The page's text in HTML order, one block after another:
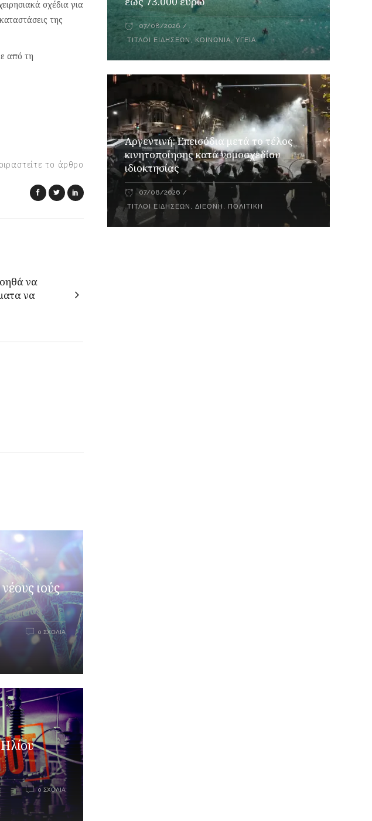
σχέδια για
της
από τη
το άρθρο
να
να
ιούς
0 ΣΧΌΛΙΑ
0 ΣΧΌΛΙΑ
07/08/2026
ΤΊΤΛΟΙ ΕΙΔΉΣΕΩΝ , ΚΟΙΝΩΝΊΑ,ΥΓΕΊΑ
Αργεντινή: Επεισόδια μετά το τέλος
κινητοποίησης κατά νομοσχεδίου
ιδιοκτησίας
07/08/2026
ΤΊΤΛΟΙ ΕΙΔΉΣΕΩΝ ,ΔΙΕΘΝΉ , ΠΟΛΙΤΙΚΉ